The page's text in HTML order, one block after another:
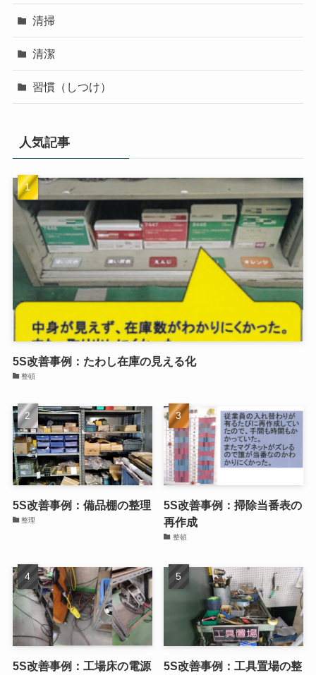
清掃
清潔
習慣（しつけ）
人気記事
5S改善事例：たわし在庫の見える化
整頓
5S改善事例：備品棚の整理
整理
5S改善事例：掃除当番表の
再作成
整頓
5S改善事例：工場床の電源
5S改善事例：工具置場の整